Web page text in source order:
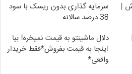
|
سرمایه گذاری بدون ریسک با سود
38 درصد سالانه
|
دلال ماشینتو به قیمت نمیخره! بیا
اینجا به قیمت بفروش*فقط خریدار
واقعی*